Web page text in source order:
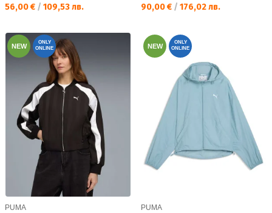
Текуща цена:
56,00 € / 109,53 лв. Текуща цена:
90,00 € / 176,02 лв.
NEW
ONLY
ONLINE
PUMA
NEW
ONLY
ONLINE
PUMA